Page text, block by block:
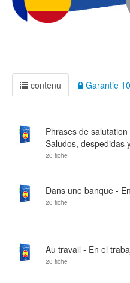
contenu Garantie
Phrases de
Saludos, despedidas
20 fiche
Dans une banque -
20 fiche
Au travail - En el
20 fiche